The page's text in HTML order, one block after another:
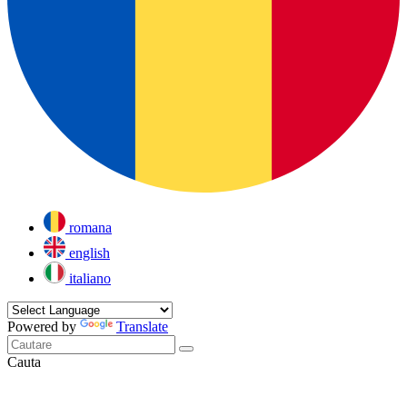
romana
english
italiano
Powered by Translate
Cauta